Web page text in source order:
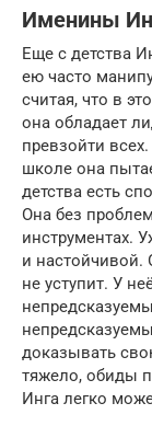
Именины
Еще с детства
ею часто
считая, что в
она обладает
превзойти
школе она
детства есть
Она без
инструментах.
и настойчивой.
не уступит. У
доказывать
тяжело, обиды
Инга легко